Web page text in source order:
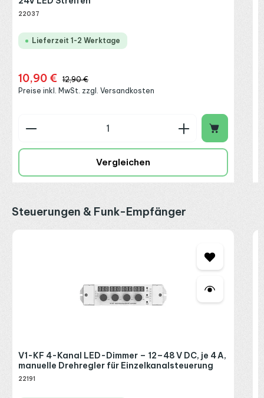
22037
Lieferzeit 1-2 Werktage
Verkaufspreis:
10,90 € Regulärer Preis:
12,90 €
Preise inkl. MwSt. zzgl. Versandkosten
Produkt Anzahl: Gib den gewünschten Wert
Vergleichen
Produktgalerie überspringen
Steuerungen & Funk-Empfänger
V1-KF 4-Kanal LED-Dimmer – 12–48 V DC, je 4 A,
manuelle Drehregler für Einzelkanalsteuerung
22191